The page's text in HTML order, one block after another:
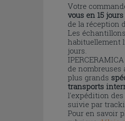
Votre
vous en 15
de la réception
Les
habituellement
jours.
de nombreuses
plus grands
transports
l'expédition
suivie par
Pour en savoir